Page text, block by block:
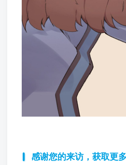
感谢您的来访，获取更